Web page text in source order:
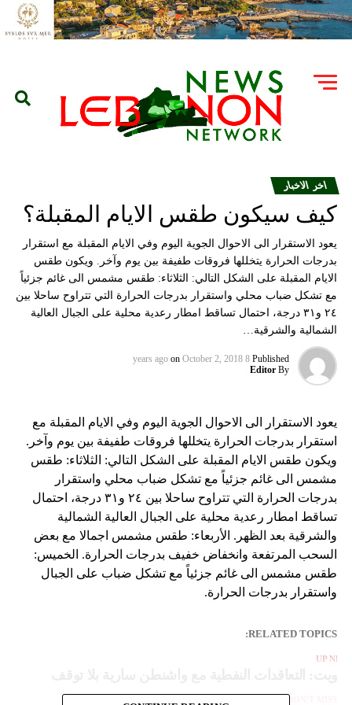
اخر الاخبار
كيف سيكون طقس الايام المقبلة؟
يعود الاستقرار الى الاحوال الجوية اليوم وفي الايام المقبلة مع استقرار
بدرجات الحرارة يتخللها فروقات طفيفة بين يوم وآخر. ويكون طقس
الايام المقبلة على الشكل التالي: الثلاثاء: طقس مشمس الى غائم جزئياً
مع تشكل ضباب محلي واستقرار بدرجات الحرارة التي تتراوح ساحلا بين
٢٤ و٣١ درجة، احتمال تساقط امطار رعدية محلية على الجبال العالية
الشمالية والشرقية…
Published
8 years ago
on October 2, 2018
By
Editor
يعود الاستقرار الى الاحوال الجوية اليوم وفي الايام المقبلة مع
استقرار بدرجات الحرارة يتخللها فروقات طفيفة بين يوم وآخر.
ويكون طقس الايام المقبلة على الشكل التالي: الثلاثاء: طقس
مشمس الى غائم جزئياً مع تشكل ضباب محلي واستقرار
بدرجات الحرارة التي تتراوح ساحلا بين ٢٤ و٣١ درجة، احتمال
تساقط امطار رعدية محلية على الجبال العالية الشمالية
والشرقية بعد الظهر. الأربعاء: طقس مشمس اجمالا مع بعض
السحب المرتفعة وانخفاض خفيف بدرجات الحرارة. الخميس:
طقس مشمس الى غائم جزئياً مع تشكل ضباب على الجبال
واستقرار بدرجات الحرارة.
RELATED TOPICS:
UP
DON'T MISS